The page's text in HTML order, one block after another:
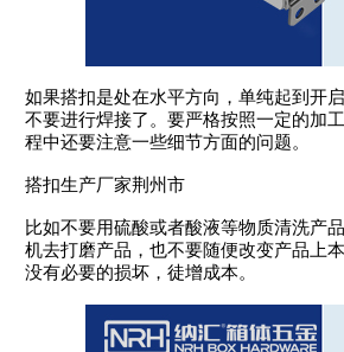
如果搭扣是处在水平方向，单纯起到开
不要进行焊接了。要严格按照一定的加
程中还要注意一些细节方面的问题。
搭扣生产厂家荆州市
比如不要用硫酸或者酸液等物质清洗产
机去打磨产品，也不要随便改变产品上
没有必要的损坏，徒增成本。